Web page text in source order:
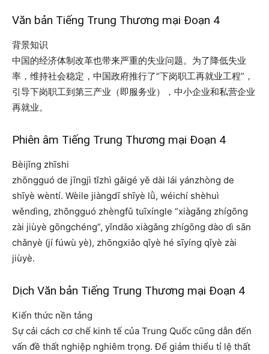
Văn bản Tiếng Trung Thương mại Đoạn 4
背景知识
中国的经济体制改革也带来严重的失业问题。为了降低失业
率，维持社会稳定，中国政府推行了“下岗职工再就业工程”，
引导下岗职工到第三产业（即服务业），中小企业和私营企业
再就业。
Phiên âm Tiếng Trung Thương mại Đoạn 4
Bèijǐng zhīshi
zhōngguó de jīngjì tǐzhì gǎigé yě dài lái yánzhòng de
shīyè wèntí. Wèile jiàngdī shīyè lǜ, wéichí shèhuì
wěndìng, zhōngguó zhèngfǔ tuīxíngle “xiàgǎng zhígōng
zài jiùyè gōngchéng”, yǐndǎo xiàgǎng zhígōng dào dì sān
chǎnyè (jí fúwù yè), zhōngxiǎo qǐyè hé sīyíng qǐyè zài
jiùyè.
Dịch Văn bản Tiếng Trung Thương mại Đoạn 4
Kiến thức nền tảng
Sự cải cách cơ chế kinh tế của Trung Quốc cũng dẫn đến
vấn đề thất nghiệp nghiêm trọng. Để giảm thiểu tỉ lệ thất